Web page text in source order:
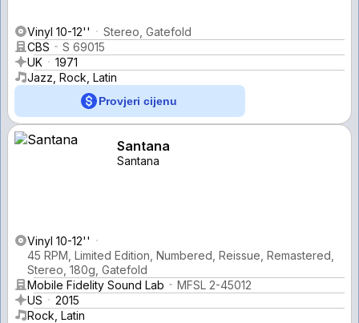
Vinyl 10-12''
Stereo, Gatefold
CBS
S 69015
UK
1971
Jazz, Rock, Latin
Provjeri cijenu
Santana
Santana
Vinyl 10-12''
45 RPM, Limited Edition, Numbered, Reissue, Remastered,
Stereo, 180g, Gatefold
Mobile Fidelity Sound Lab
MFSL 2-45012
US
2015
Rock, Latin